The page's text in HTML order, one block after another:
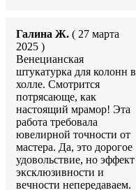
Галина Ж. ( 27 марта
2025 )
Венецианская
штукатурка для колонн в
холле. Смотрится
потрясающе, как
настоящий мрамор! Эта
работа требовала
ювелирной точности от
мастера. Да, это дорогое
удовольствие, но эффект
эксклюзивности и
вечности непередаваем.